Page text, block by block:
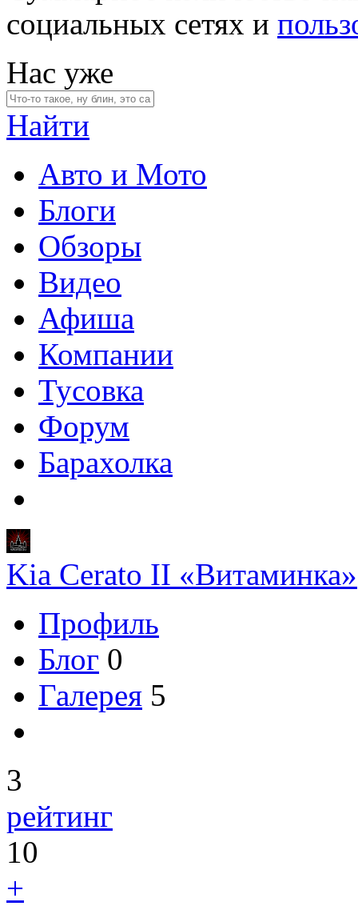
социальных сетях и
Нас уже
Найти
Авто и Мото
Блоги
Обзоры
Видео
Афиша
Компании
Тусовка
Форум
Барахолка
Kia Cerato II «Витаминка»
Профиль
Блог 0
Галерея 5
3
рейтинг
10
+